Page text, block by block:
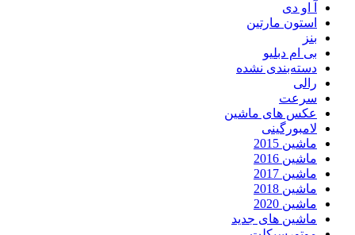
آ او دی
استون مارتین
بنز
بی ام دبلیو
دسته‌بندی نشده
رالی
سرعت
عکس های ماشین
لامبورگینی
ماشین 2015
ماشین 2016
ماشین 2017
ماشین 2018
ماشین 2020
ماشین های جدید